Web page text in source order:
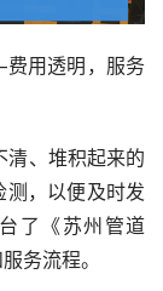
用透明，服务
清、堆积起来的
，以便及时发
了《苏州管道
务流程。